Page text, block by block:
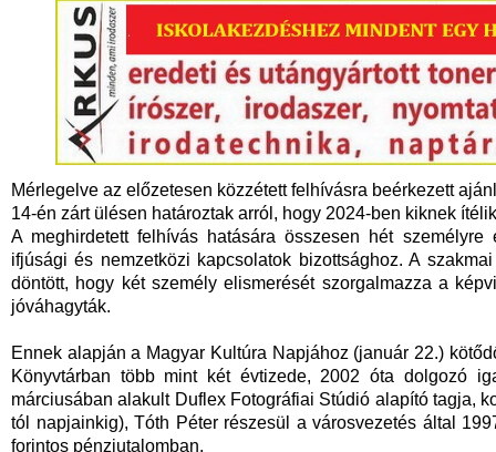
Mérlegelve az előzetesen közzétett felhívásra beérkezett
14-én zárt ülésen határoztak arról, hogy 2024-ben kiknek
A meghirdetett felhívás hatására összesen hét
ifjúsági és nemzetközi kapcsolatok bizottsághoz. A
döntött, hogy két személy elismerését szorgalmazza a
jóváhagyták.
Ennek alapján a Magyar Kultúra Napjához (január 22.)
Könyvtárban több mint két évtizede, 2002 óta dolgozó
márciusában alakult Duflex Fotográfiai Stúdió alapító tagja,
tól napjainkig), Tóth Péter részesül a városvezetés által
forintos pénzjutalomban.